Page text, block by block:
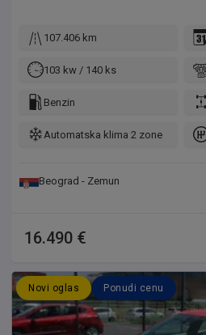
107.406 km
103 kw / 140 ks
Benzin
Automatska klima 2 zone
Beograd - Zemun
16.490 €
Novi oglas Ponudi cenu